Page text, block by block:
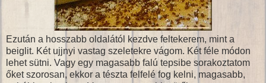
Ezután a hosszabb oldalától kezdve feltekerem, mint a
beiglit. Két ujjnyi vastag szeletekre vágom. Két féle módon
lehet sütni. Vagy egy magasabb falú tepsibe sorakoztatom
őket szorosan, ekkor a tészta felfelé fog kelni, magasabb,